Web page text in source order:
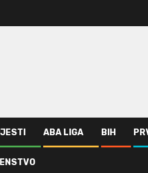
ABA LIGA BIH
potpisala bivšeg igrača CSKA i Efesa